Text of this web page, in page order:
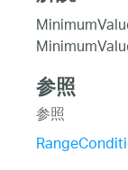
参照
参照